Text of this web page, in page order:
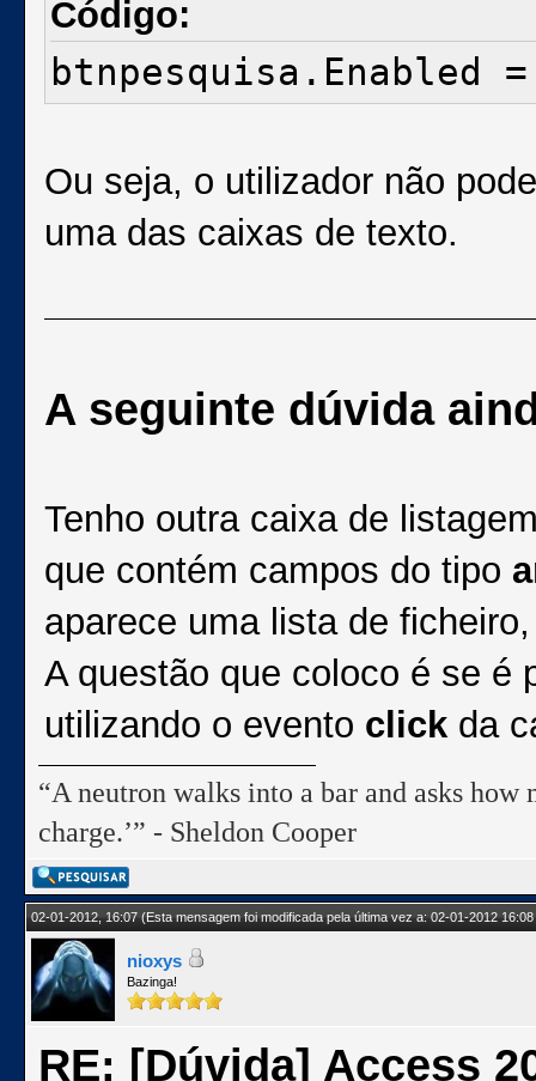
Código:
btnpesquisa.Enabled
Ou seja, o utilizador não
uma das caixas de texto.
A seguinte dúvida
Tenho outra caixa de
que contém campos do tipo
aparece uma lista de
A questão que coloco é se é
utilizando o evento click da
“A neutron walks into a bar and asks
charge.’” - Sheldon Cooper
02-01-2012, 16:07(Esta mensagem foi modificada pela última vez a: 02-01-2012
nioxys
Bazinga!
RE: [Dúvida] Access